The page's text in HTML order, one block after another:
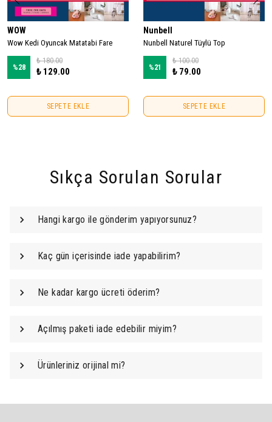
WOW
Wow Kedi Oyuncak Matatabi Fare
%28
₺ 180.00
₺ 129.00
SEPETE EKLE
Nunbell
Nunbell Naturel Tüylü Top
%21
₺ 100.00
₺ 79.00
SEPETE EKLE
Sıkça Sorulan Sorular
Hangi kargo ile gönderim yapıyorsunuz?
Kaç gün içerisinde iade yapabilirim?
Ne kadar kargo ücreti öderim?
Açılmış paketi iade edebilir miyim?
Ürünleriniz orijinal mi?